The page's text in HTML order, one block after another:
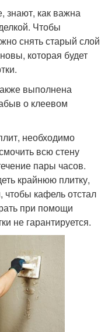
знают, как важна
Чтобы
снять старый слой
которая будет
выполнена
о клеевом
необходимо
всю стену
пары часов.
крайнюю плитку,
чтобы кафель отстал
при помощи
не гарантируется.